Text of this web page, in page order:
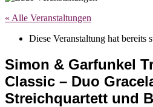
« Alle Veranstaltungen
Diese Veranstaltung hat bereits
Simon & Garfunkel
Classic – Duo
Streichquartett und